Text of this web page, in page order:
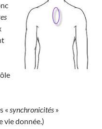
« synchronicités »
vie donnée.)